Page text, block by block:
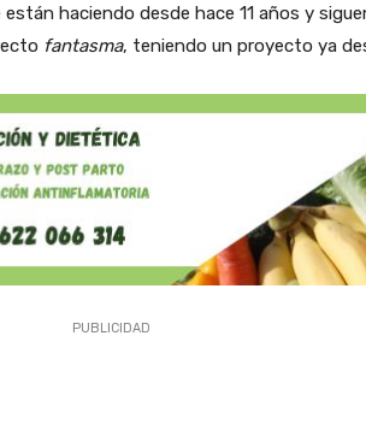
haciendo desde hace 11 años y
fantasma, teniendo un proyecto ya
PUBLICIDAD